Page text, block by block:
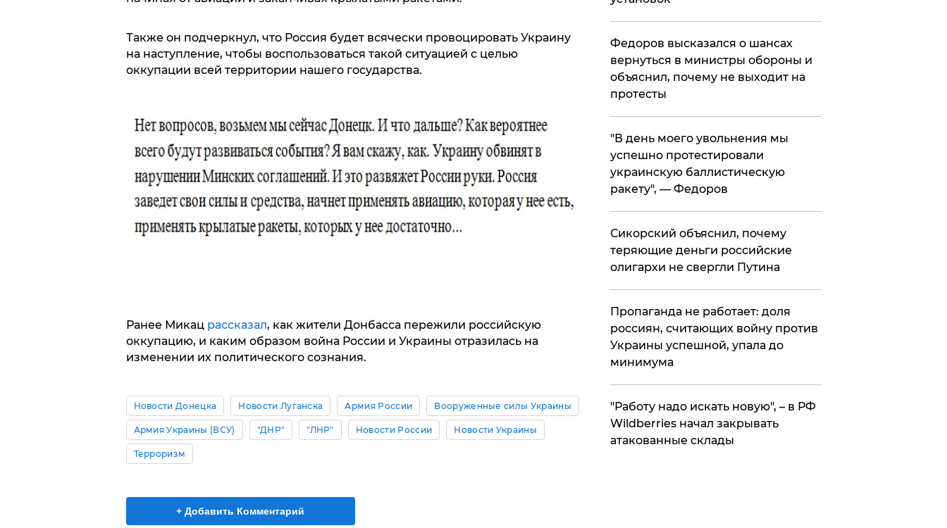
Также он подчеркнул, что Россия будет всячески провоцировать Украину
на наступление, чтобы воспользоваться такой ситуацией с целью
оккупации всей территории нашего государства.
Ранее Микац рассказал, как жители Донбасса пережили российскую
оккупацию, и каким образом война России и Украины отразилась на
изменении их политического сознания.
Новости Донецка Новости Луганска Армия России Вооруженные силы Украины
Армия Украины (ВСУ) "ДНР" "ЛНР" Новости России Новости Украины
Терроризм
+ Добавить Комментарий
Федоров высказался о шансах
вернуться в министры обороны и
объяснил, почему не выходит на
протесты
​"В день моего увольнения мы
успешно протестировали
украинскую баллистическую
ракету", — Федоров
Сикорский объяснил, почему
теряющие деньги российские
олигархи не свергли Путина
​Пропаганда не работает: доля
россиян, считающих войну против
Украины успешной, упала до
минимума
"Работу надо искать новую", – в РФ
Wildberries начал закрывать
атакованные склады